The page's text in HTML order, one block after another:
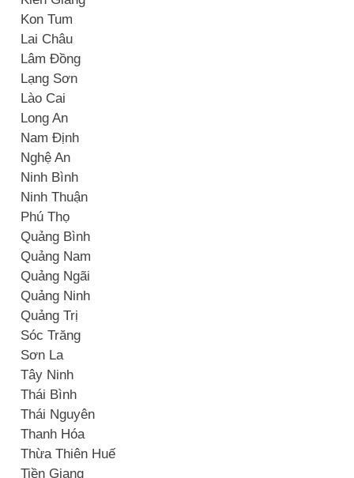
Kon Tum
Lai Châu
Lâm Đồng
Lạng Sơn
Lào Cai
Long An
Nam Định
Nghệ An
Ninh Bình
Ninh Thuận
Phú Thọ
Quảng Bình
Quảng Nam
Quảng Ngãi
Quảng Ninh
Quảng Trị
Sóc Trăng
Sơn La
Tây Ninh
Thái Bình
Thái Nguyên
Thanh Hóa
Thừa Thiên Huế
Tiền Giang